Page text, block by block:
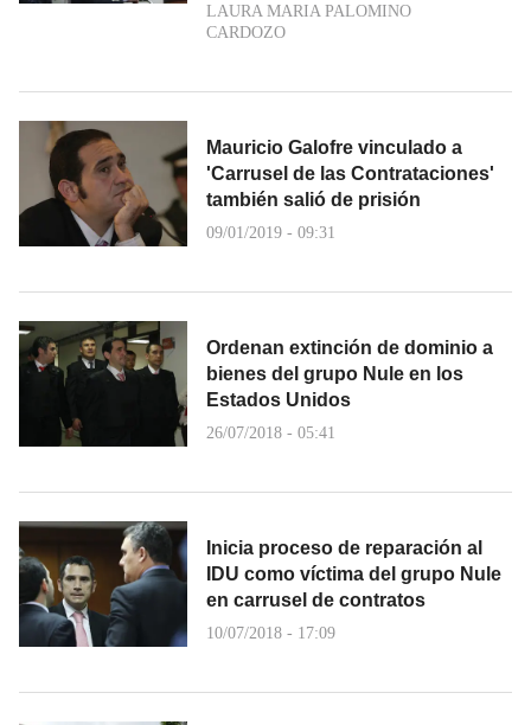
LAURA MARIA PALOMINO
CARDOZO
Mauricio Galofre vinculado a
'Carrusel de las Contrataciones'
también salió de prisión
09/01/2019 - 09:31
Ordenan extinción de dominio a
bienes del grupo Nule en los
Estados Unidos
26/07/2018 - 05:41
Inicia proceso de reparación al
IDU como víctima del grupo Nule
en carrusel de contratos
10/07/2018 - 17:09